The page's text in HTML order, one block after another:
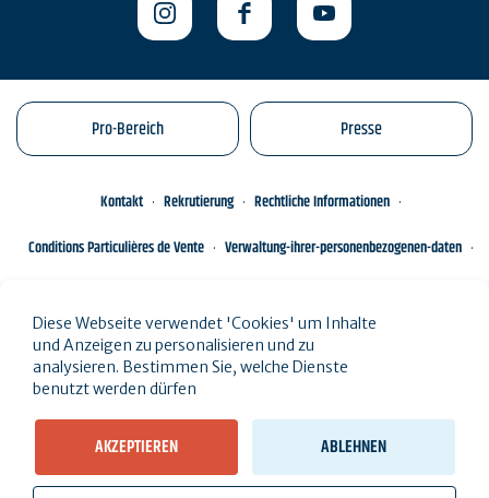
Pro-Bereich Presse
Kontakt Rekrutierung
Rechtliche Informationen
Conditions Particulières de Vente
Verwaltung-ihrer-personenbezogenen-daten
Diese Webseite verwendet 'Cookies' um Inhalte
und Anzeigen zu personalisieren und zu
analysieren. Bestimmen Sie, welche Dienste
benutzt werden dürfen
AKZEPTIEREN ABLEHNEN